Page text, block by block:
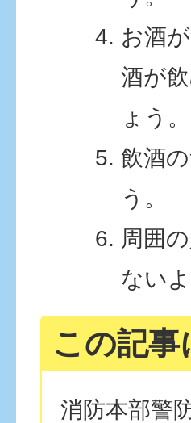
お酒
酒が
ょう。
飲酒
う。
周囲
ない
この記
消防本部警